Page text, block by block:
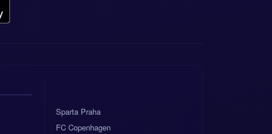
Sparta Praha
FC Copenhagen